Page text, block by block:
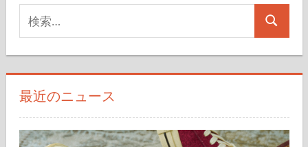
索
対
象:
検
最近のニュース